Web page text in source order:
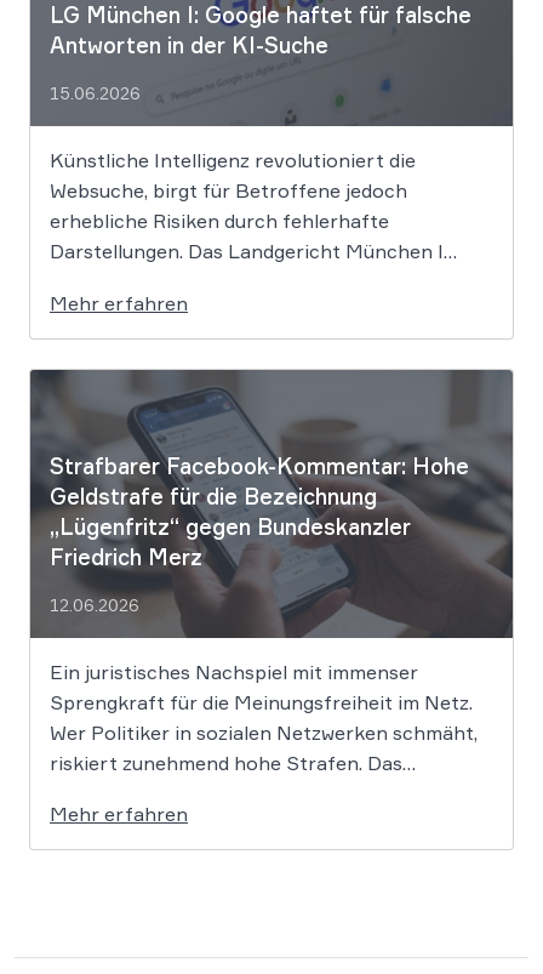
LG München I: Google haftet für falsche
Antworten in der KI-Suche
15.06.2026
Künstliche Intelligenz revolutioniert die
Websuche, birgt für Betroffene jedoch
erhebliche Risiken durch fehlerhafte
Darstellungen. Das Landgericht München I
rechtliche Grenzen. Werden durch die
automatisierten KI-Zusammenfassungen
falsche Tatsachen verbreitet, greift die
unmittelbare Haftung des
Suchmaschinenbetreibers. Das Landgericht
München I (LG München I) hat in […]
Mehr erfahren
Strafbarer Facebook-Kommentar: Hohe
Geldstrafe für die Bezeichnung
„Lügenfritz“ gegen Bundeskanzler
Friedrich Merz
12.06.2026
Ein juristisches Nachspiel mit immenser
Sprengkraft für die Meinungsfreiheit im Netz.
Wer Politiker in sozialen Netzwerken schmäht,
riskiert zunehmend hohe Strafen. Das
Facebook-Nutzer eine empfindliche Geldstrafe
verhängt, weil dieser den Bundeskanzler als
Mehr erfahren